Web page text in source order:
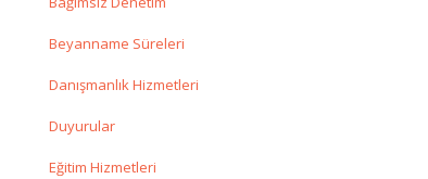
Beyanname Süreleri
Danışmanlık Hizmetleri
Duyurular
Eğitim Hizmetleri